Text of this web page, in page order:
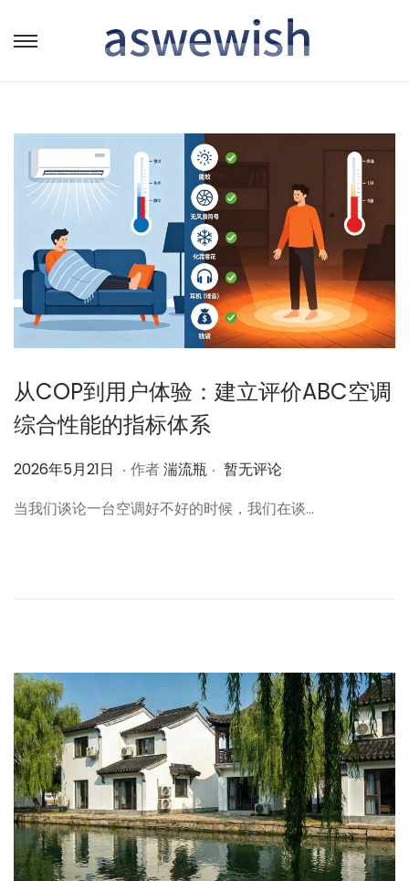
转
航
跳
容
从COP到用户体验：建立评价ABC空调
综合性能的指标体系
作
2026年5月21日 2
2
1
. 作者湍流瓶 . 暂无评论
当我们谈论一台空调好不好的时候，我们在谈…